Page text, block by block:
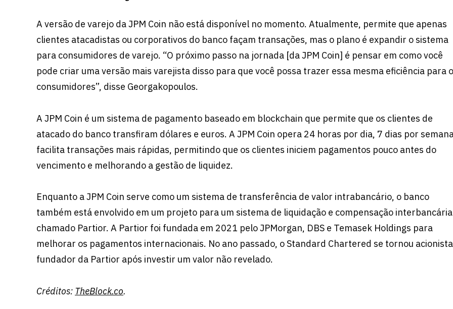
A versão de varejo da JPM Coin não está disponível no momento. Atualmente, permite que apenas
clientes atacadistas ou corporativos do banco façam transações, mas o plano é expandir o sistema
para consumidores de varejo. “O próximo passo na jornada [da JPM Coin] é pensar em como você
pode criar uma versão mais varejista disso para que você possa trazer essa mesma eficiência para
consumidores”, disse Georgakopoulos.
A JPM Coin é um sistema de pagamento baseado em blockchain que permite que os clientes de
atacado do banco transfiram dólares e euros. A JPM Coin opera 24 horas por dia, 7 dias por
facilita transações mais rápidas, permitindo que os clientes iniciem pagamentos pouco antes do
vencimento e melhorando a gestão de liquidez.
Enquanto a JPM Coin serve como um sistema de transferência de valor intrabancário, o banco
também está envolvido em um projeto para um sistema de liquidação e compensação interbancária
chamado Partior. A Partior foi fundada em 2021 pelo JPMorgan, DBS e Temasek Holdings para
melhorar os pagamentos internacionais. No ano passado, o Standard Chartered se tornou acionista
fundador da Partior após investir um valor não revelado.
Créditos: TheBlock.co.